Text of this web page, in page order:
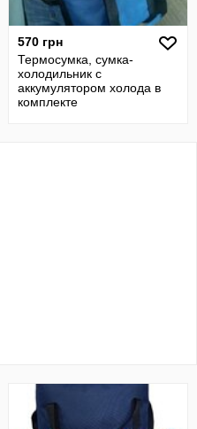
570 грн
Термосумка, сумка-
холодильник с
аккумулятором холода в
комплекте